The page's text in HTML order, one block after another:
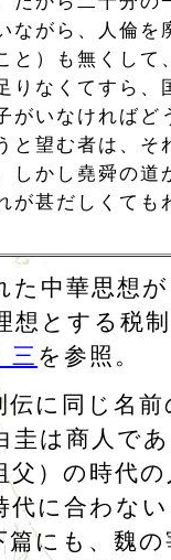
ながら、人倫を
と）も無くして
りなくてすら、
がいなければど
と望む者は、そ
しかし堯舜の道
が甚だしくても
た中華思想
想とする税
三 を参照。
伝に同じ名
圭は商人で
父）の時代
代に合わな
篇にも、魏